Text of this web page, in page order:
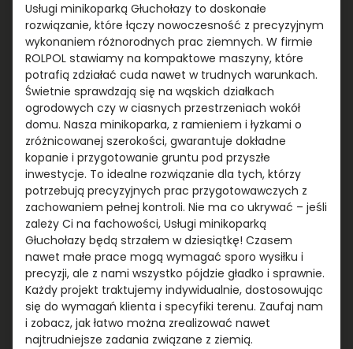
Usługi minikoparką Głuchołazy to doskonałe
rozwiązanie, które łączy nowoczesność z precyzyjnym
wykonaniem różnorodnych prac ziemnych. W firmie
ROLPOL stawiamy na kompaktowe maszyny, które
potrafią zdziałać cuda nawet w trudnych warunkach.
Świetnie sprawdzają się na wąskich działkach
ogrodowych czy w ciasnych przestrzeniach wokół
domu. Nasza minikoparka, z ramieniem i łyżkami o
zróżnicowanej szerokości, gwarantuje dokładne
kopanie i przygotowanie gruntu pod przyszłe
inwestycje. To idealne rozwiązanie dla tych, którzy
potrzebują precyzyjnych prac przygotowawczych z
zachowaniem pełnej kontroli. Nie ma co ukrywać – jeśli
zależy Ci na fachowości, Usługi minikoparką
Głuchołazy będą strzałem w dziesiątkę! Czasem
nawet małe prace mogą wymagać sporo wysiłku i
precyzji, ale z nami wszystko pójdzie gładko i sprawnie.
Każdy projekt traktujemy indywidualnie, dostosowując
się do wymagań klienta i specyfiki terenu. Zaufaj nam
i zobacz, jak łatwo można zrealizować nawet
najtrudniejsze zadania związane z ziemią.